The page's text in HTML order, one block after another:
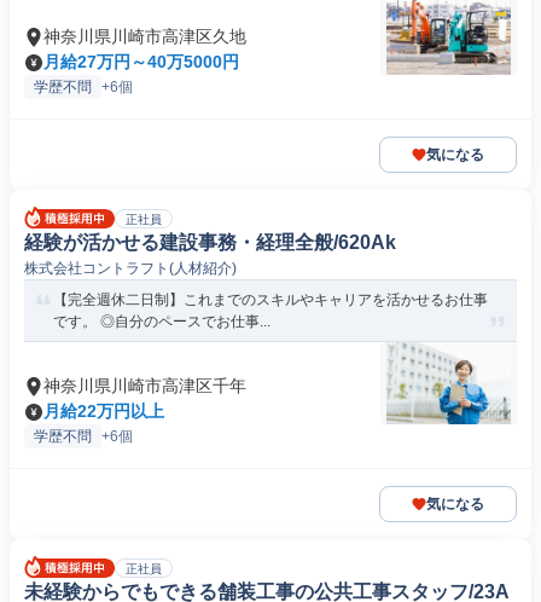
神奈川県川崎市高津区久地
月給27万円～40万5000円
学歴不問 +6個
気になる
正社員
経験が活かせる建設事務・経理全般/620Ak
株式会社コントラフト(人材紹介)
【完全週休二日制】これまでのスキルやキャリアを活かせるお仕事
です。 ◎自分のペースでお仕事...
神奈川県川崎市高津区千年
月給22万円以上
学歴不問 +6個
気になる
正社員
未経験からでもできる舗装工事の公共工事スタッフ/23A